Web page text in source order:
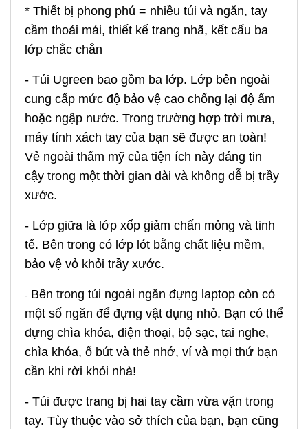
* Thiết bị phong phú = nhiều túi và ngăn, tay
cầm thoải mái, thiết kế trang nhã, kết cấu ba
lớp chắc chắn
- Túi Ugreen bao gồm ba lớp. Lớp bên ngoài
cung cấp mức độ bảo vệ cao chống lại độ ẩm
hoặc ngập nước. Trong trường hợp trời mưa,
máy tính xách tay của bạn sẽ được an toàn!
Vẻ ngoài thẩm mỹ của tiện ích này đáng tin
cậy trong một thời gian dài và không dễ bị trầy
xước.
- Lớp giữa là lớp xốp giảm chấn mỏng và tinh
tế. Bên trong có lớp lót bằng chất liệu mềm,
bảo vệ vỏ khỏi trầy xước.
- Bên trong túi ngoài ngăn đựng laptop còn có
một số ngăn để đựng vật dụng nhỏ. Bạn có thể
đựng chìa khóa, điện thoại, bộ sạc, tai nghe,
chìa khóa, ổ bút và thẻ nhớ, ví và mọi thứ bạn
cần khi rời khỏi nhà!
- Túi được trang bị hai tay cầm vừa vặn trong
tay. Tùy thuộc vào sở thích của bạn, bạn cũng